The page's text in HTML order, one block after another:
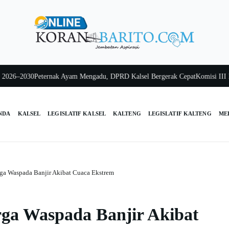
Peternak Ayam Mengadu, DPRD Kalsel Bergerak Cepat Komisi III Kalsel
KALSEL LEGISLATIF KALSEL KALTENG LEGISLATIF KALTENG
Waspada Banjir Akibat Cuaca Ekstrem
Waspada Banjir Akibat